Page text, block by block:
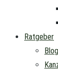
Ratgeber